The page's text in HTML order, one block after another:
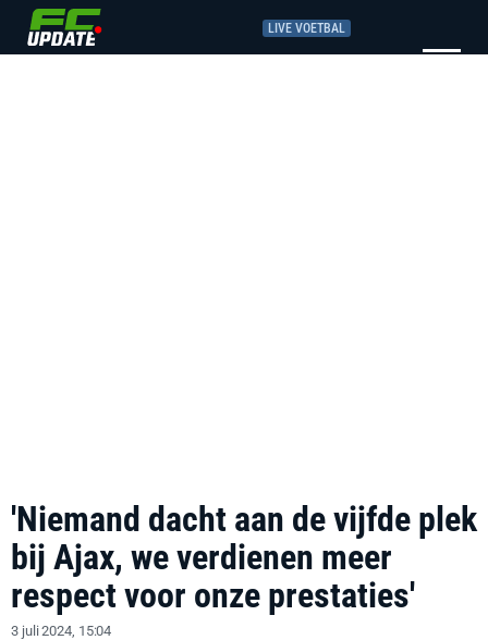
LIVE VOETBAL
'Niemand dacht aan de vijfde plek
bij Ajax, we verdienen meer
respect voor onze prestaties'
3 juli 2024, 15:04